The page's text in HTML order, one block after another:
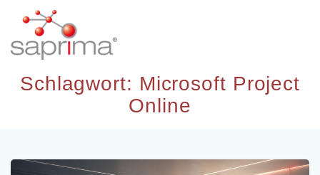
Schlagwort: Microsoft Project
Online